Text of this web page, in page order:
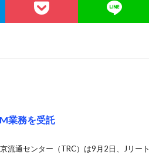
業務を受託
流通センター（TRC）は9月2日、Jリート